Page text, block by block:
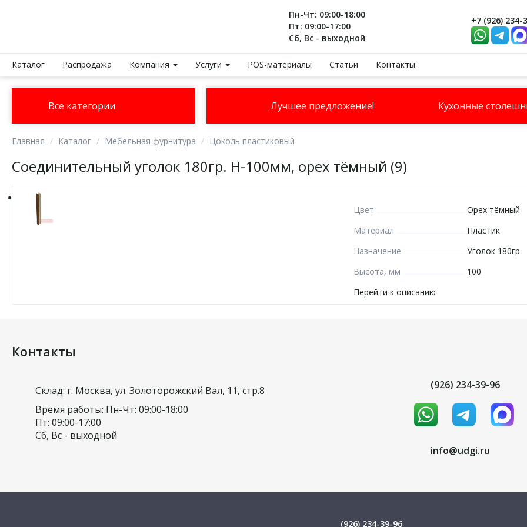
Пн-Чт: 09:00-18:00
Пт: 09:00-17:00
Сб, Вс - выходной
+7 (926) 234-
Каталог Распродажа Компания Услуги POS-материалы Статьи Контакты
Все категории Лучшее предложение! Кухонные
Главная Каталог Мебельная фурнитура Цоколь пластиковый
Соединительный уголок 180гр. H-100мм, орех тёмный (9)
Цвет
Орех тёмный
Материал
Пластик
Назначение
Уголок 180гр
Высота, мм
100
Перейти к описанию
Контакты
Склад: г. Москва, ул. Золоторожский Вал, 11, стр.8
Время работы: Пн-Чт: 09:00-18:00
Пт: 09:00-17:00
Сб, Вс - выходной
(926) 234-39-96
info@udgi.ru
(926) 234-39-96